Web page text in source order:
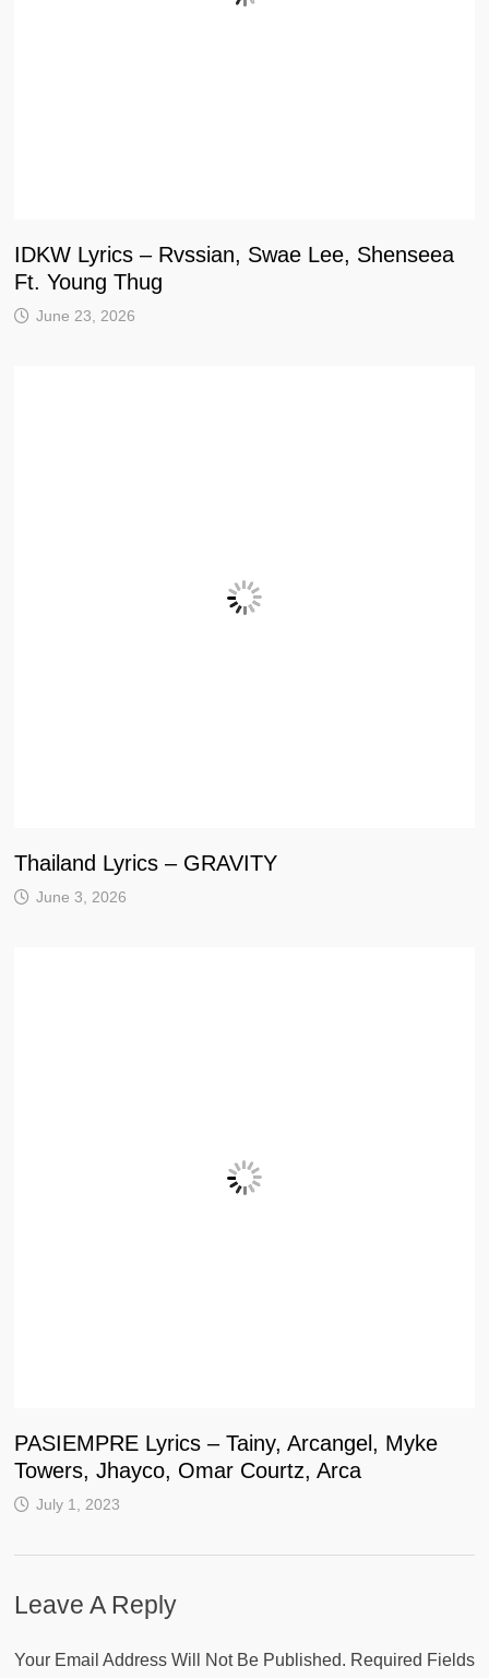
IDKW Lyrics – Rvssian, Swae Lee, Shenseea
Ft. Young Thug
June 23, 2026
Thailand Lyrics – GRAVITY
June 3, 2026
PASIEMPRE Lyrics – Tainy, Arcangel, Myke
Towers, Jhayco, Omar Courtz, Arca
July 1, 2023
Leave A Reply
Your Email Address Will Not Be Published. Required Fields